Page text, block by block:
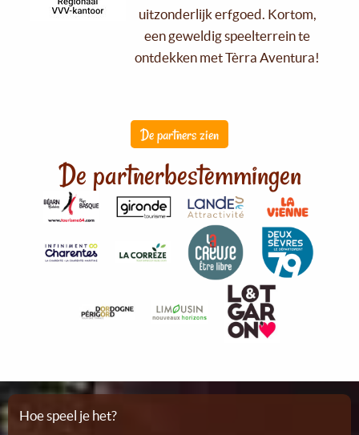
uitzonderlijk erfgoed. Kortom,
een geweldig speelterrein te
ontdekken met Tèrra Aventura!
De partners zien
De partnerbestemmingen
Plattegrond
Hoe speel je het?